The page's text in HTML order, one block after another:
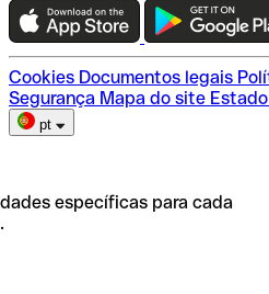
Escolha do plano
Cookies Documentos legais
Segurança Mapa do site
pt
específicas para cada